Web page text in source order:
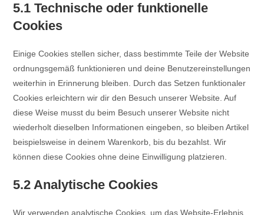
5.1 Technische oder funktionelle
Cookies
Einige Cookies stellen sicher, dass bestimmte Teile der Website
ordnungsgemäß funktionieren und deine Benutzereinstellungen
weiterhin in Erinnerung bleiben. Durch das Setzen funktionaler
Cookies erleichtern wir dir den Besuch unserer Website. Auf
diese Weise musst du beim Besuch unserer Website nicht
wiederholt dieselben Informationen eingeben, so bleiben Artikel
beispielsweise in deinem Warenkorb, bis du bezahlst. Wir
können diese Cookies ohne deine Einwilligung platzieren.
5.2 Analytische Cookies
Wir verwenden analytische Cookies, um das Website-Erlebnis